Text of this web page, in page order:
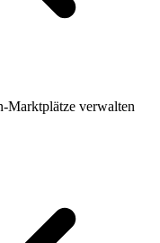
Marktplätze verwalten